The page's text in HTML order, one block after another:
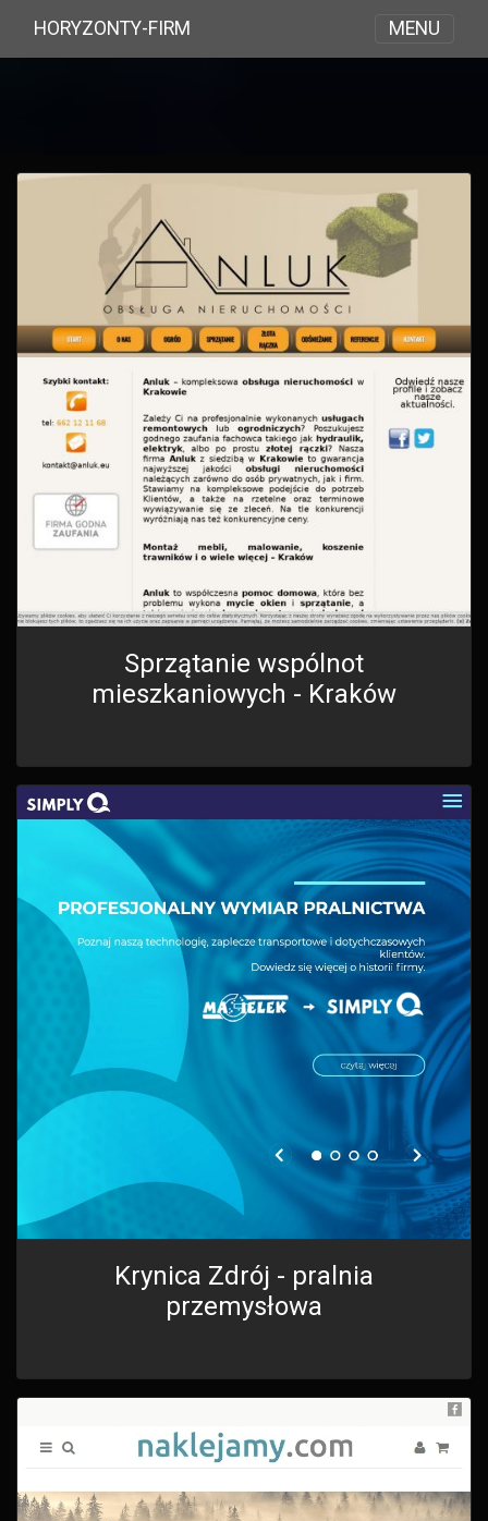
HORYZONTY-FIRM MENU
Sprzątanie wspólnot
mieszkaniowych - Kraków
Krynica Zdrój - pralnia
przemysłowa